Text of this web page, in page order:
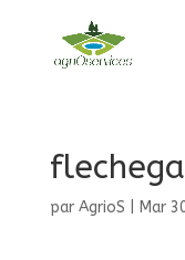
par AgrioS Mar